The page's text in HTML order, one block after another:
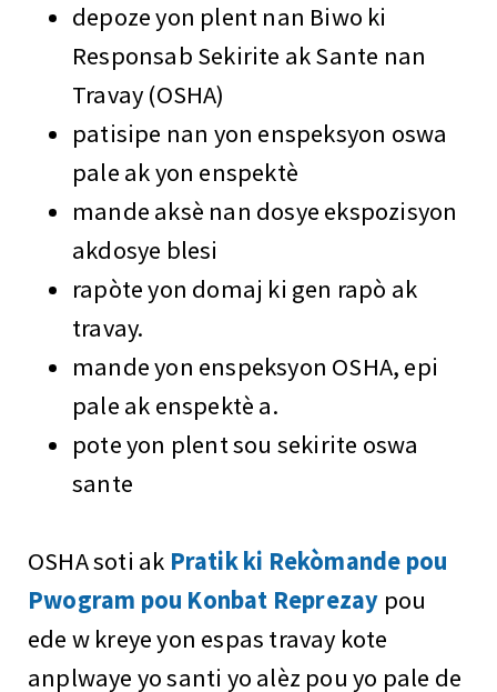
depoze yon plent nan Biwo ki
Responsab Sekirite ak Sante nan
Travay (OSHA)
patisipe nan yon enspeksyon oswa
pale ak yon enspektè
mande aksè nan dosye ekspozisyon
akdosye blesi
rapòte yon domaj ki gen rapò ak
travay.
mande yon enspeksyon OSHA, epi
pale ak enspektè a.
pote yon plent sou sekirite oswa
sante
OSHA soti ak Pratik ki Rekòmande pou
Pwogram pou Konbat Reprezay pou
ede w kreye yon espas travay kote
anplwaye yo santi yo alèz pou yo pale de